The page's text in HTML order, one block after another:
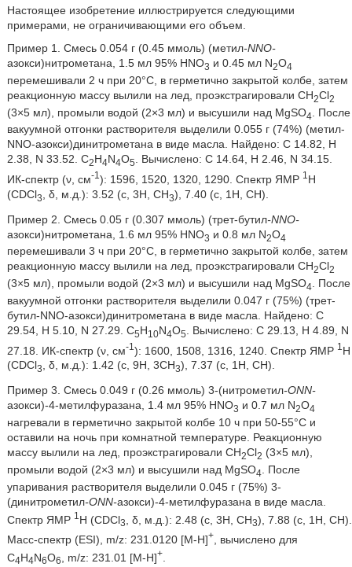
Настоящее изобретение иллюстрируется следующими
примерами, не ограничивающими его объем.
Пример 1. Смесь 0.054 г (0.45 ммоль) (метил-NNO-
азокси)нитрометана, 1.5 мл 95% HNO3 и 0.45 мл N2O4
перемешивали 2 ч при 20°C, в герметично закрытой колбе, затем
реакционную массу вылили на лед, проэкстрагировали CH2Cl2
(3×5 мл), промыли водой (2×3 мл) и высушили над MgSO4
. После
вакуумной отгонки растворителя выделили 0.055 г (74%) (метил-
NNO-азокси)динитрометана в виде масла. Найдено: C 14.82, H
2.38, N 33.52. C2H4N4O5. Вычислено: C 14.64, H 2.46, N 34.15.
ИК-спектр (ν, см-1 ): 1596, 1520, 1320, 1290. Спектр ЯМР 1 H
(CDCl3 , δ, м.д.): 3.52 (c, 3H, CH3), 7.40 (c, 1H, CH).
Пример 2. Смесь 0.05 г (0.307 ммоль) (трет-бутил-NNO-
азокси)нитрометана, 1.6 мл 95% ΗΝΟ3 и 0.8 мл Ν2Ο4
перемешивали 3 ч при 20°C, в герметично закрытой колбе, затем
реакционную массу вылили на лед, проэкстрагировали CH2Cl2
(3×5 мл), промыли водой (2×3 мл) и высушили над MgSO4. После
вакуумной отгонки растворителя выделили 0.047 г (75%) (трет-
бутил-NNO-азокси)динитрометана в виде масла. Найдено: C
29.54, H 5.10, N 27.29. C5H10N4O5
. Вычислено: C 29.13, H 4.89, N
27.18. ИК-спектр (ν, см-1 ): 1600, 1508, 1316, 1240. Спектр ЯМР 1 H
(CDCl3, δ, м.д.): 1.42 (c, 9H, 3CH3), 7.37 (c, 1H, CH).
Пример 3. Смесь 0.049 г (0.26 ммоль) 3-(нитрометил-ONN-
азокси)-4-метилфуразана, 1.4 мл 95% HNO3 и 0.7 мл N2O4
нагревали в герметично закрытой колбе 10 ч при 50-55°C и
оставили на ночь при комнатной температуре. Реакционную
массу вылили на лед, проэкстрагировали CH2Cl2 (3×5 мл),
промыли водой (2×3 мл) и высушили над MgSO4
. После
упаривания растворителя выделили 0.045 г (75%) 3-
(динитрометил-ONN-азокси)-4-метилфуразана в виде масла.
Спектр ЯМР 1 H (CDCl3 , δ, м.д.): 2.48 (c, 3H, CH3), 7.88 (c, 1H, CH).
Масс-спектр (ESI), m/z: 231.0120 [M-H]+, вычислено для
C4H4N6O6 , m/z: 231.01 [М-Н]+.